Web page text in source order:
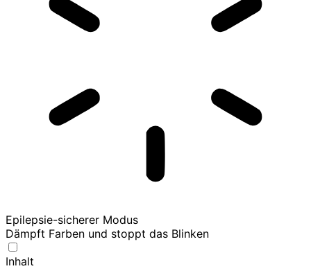
Epilepsie-sicherer Modus
Dämpft Farben und stoppt das Blinken
Inhalt